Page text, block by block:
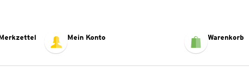
Mein Konto Warenkorb